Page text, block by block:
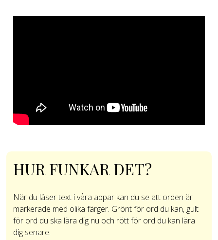
HUR FUNKAR DET?
När du läser text i våra appar kan du se att orden är
markerade med olika färger. Grönt för ord du kan, gult
för ord du ska lära dig nu och rött för ord du kan lära
dig senare.